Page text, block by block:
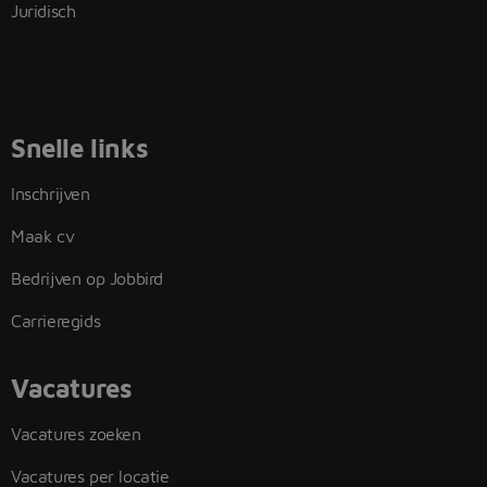
Juridisch
Snelle links
Inschrijven
Maak cv
Bedrijven op Jobbird
Carrieregids
Vacatures
Vacatures zoeken
Vacatures per locatie